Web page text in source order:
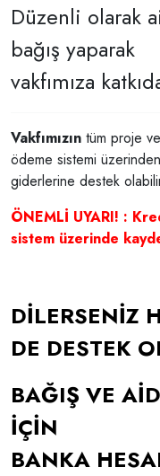
Düzenli olarak
bağış yaparak
vakfımıza
Vakfımızın tüm proje
ödeme sistemi
giderlerine destek
ÖNEMLİ UYARI! :
sistem üzerinde
DİLERSENİZ
DE DESTEK
BAĞIŞ VE
İÇİN
BANKA